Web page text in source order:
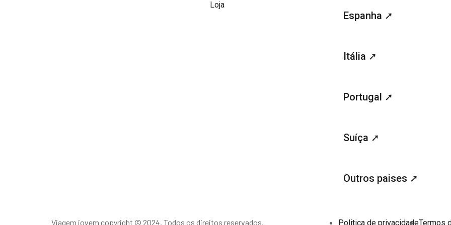
Loja
Espanha ➚
Itália ➚
Portugal ➚
Suíça ➚
Outros paises ➚
Viagem jovem copyright © 2024. Todos os direitos reservados. Politica de privacidadeTermos